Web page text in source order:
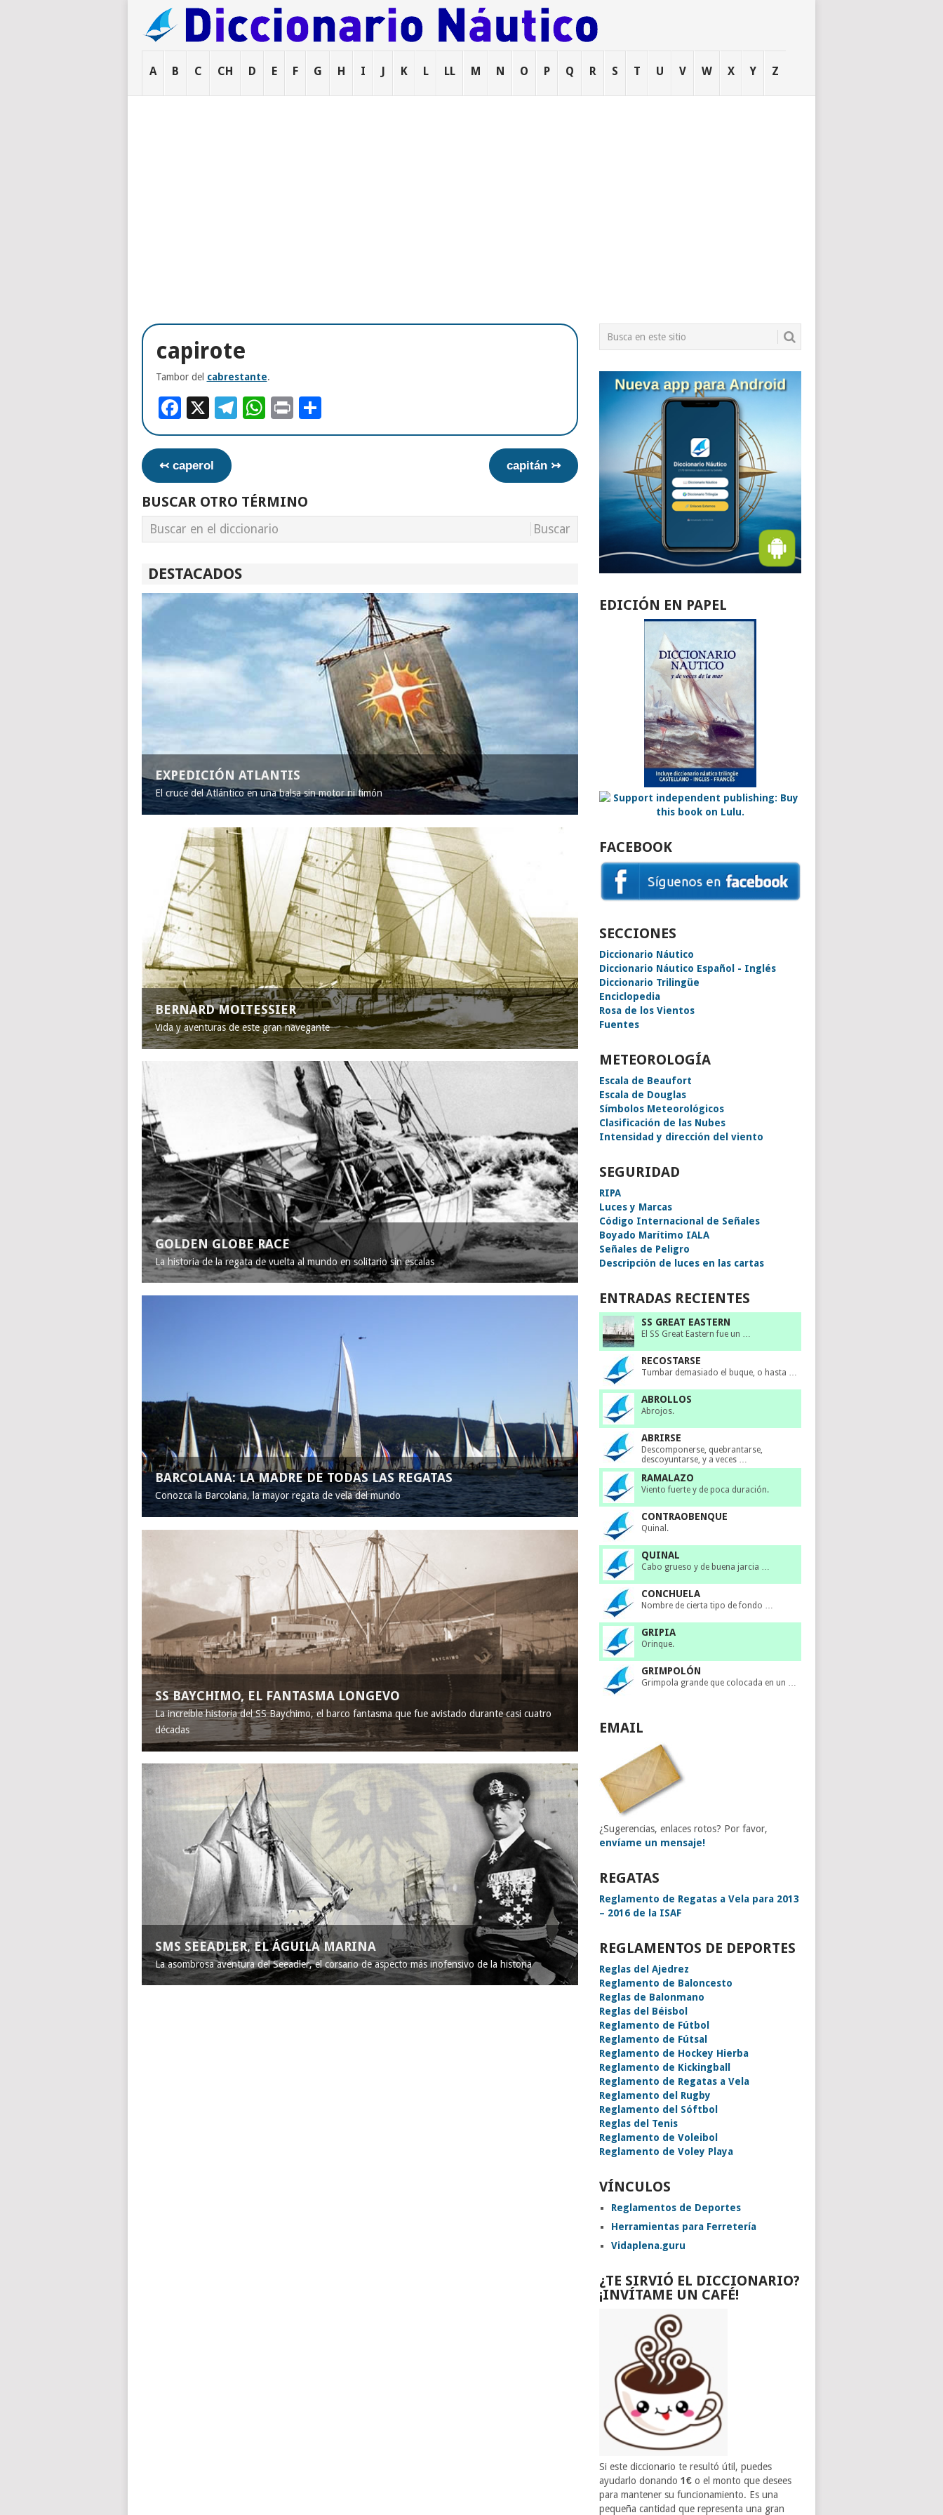
A B C CH D E F G H I J K L LL M N O P Q R S T U V W X Y Z
capirote
Tambor del cabrestante.
Facebook
X Telegram
WhatsApp
PrintCompartir
↢ caperol capitán ↣
BUSCAR OTRO TÉRMINO
DESTACADOS
EXPEDICIÓN ATLANTIS
El cruce del Atlántico en una balsa sin motor ni timón
BERNARD MOITESSIER
Vida y aventuras de este gran navegante
GOLDEN GLOBE RACE
La historia de la regata de vuelta al mundo en solitario sin escalas
BARCOLANA: LA MADRE DE TODAS LAS REGATAS
Conozca la Barcolana, la mayor regata de vela del mundo
SS BAYCHIMO, EL FANTASMA LONGEVO
La increíble historia del SS Baychimo, el barco fantasma que fue avistado durante casi cuatro
décadas
SMS SEEADLER, EL ÁGUILA MARINA
La asombrosa aventura del Seeadler, el corsario de aspecto más inofensivo de la historia
EDICIÓN EN PAPEL
FACEBOOK
SECCIONES
Diccionario Náutico
Diccionario Náutico Español - Inglés
Diccionario Trilingüe
Enciclopedia
Rosa de los Vientos
Fuentes
METEOROLOGÍA
Escala de Beaufort
Escala de Douglas
Símbolos Meteorológicos
Clasificación de las Nubes
Intensidad y dirección del viento
SEGURIDAD
RIPA
Luces y Marcas
Código Internacional de Señales
Boyado Marítimo IALA
Señales de Peligro
Descripción de luces en las cartas
ENTRADAS RECIENTES
SS GREAT EASTERN
El SS Great Eastern fue un …
RECOSTARSE
Tumbar demasiado el buque, o hasta …
ABROLLOS
Abrojos.
ABRIRSE
Descomponerse, quebrantarse,
descoyuntarse, y a veces …
RAMALAZO
Viento fuerte y de poca duración.
CONTRAOBENQUE
Quinal.
QUINAL
Cabo grueso y de buena jarcia …
CONCHUELA
Nombre de cierta tipo de fondo …
GRIPIA
Orinque.
GRIMPOLÓN
Grimpola grande que colocada en un …
EMAIL
¿Sugerencias, enlaces rotos? Por favor,
envíame un mensaje!
REGATAS
Reglamento de Regatas a Vela para 2013
– 2016 de la ISAF
REGLAMENTOS DE DEPORTES
Reglas del Ajedrez
Reglamento de Baloncesto
Reglas de Balonmano
Reglas del Béisbol
Reglamento de Fútbol
Reglamento de Fútsal
Reglamento de Hockey Hierba
Reglamento de Kickingball
Reglamento de Regatas a Vela
Reglamento del Rugby
Reglamento del Sóftbol
Reglas del Tenis
Reglamento de Voleibol
Reglamento de Voley Playa
VÍNCULOS
Reglamentos de Deportes
Herramientas para Ferretería
Vidaplena.guru
¿TE SIRVIÓ EL DICCIONARIO?
¡INVÍTAME UN CAFÉ!
Si este diccionario te resultó útil, puedes
ayudarlo donando1€ o el monto que desees
para mantener su funcionamiento. Es una
pequeña cantidad que representa una gran